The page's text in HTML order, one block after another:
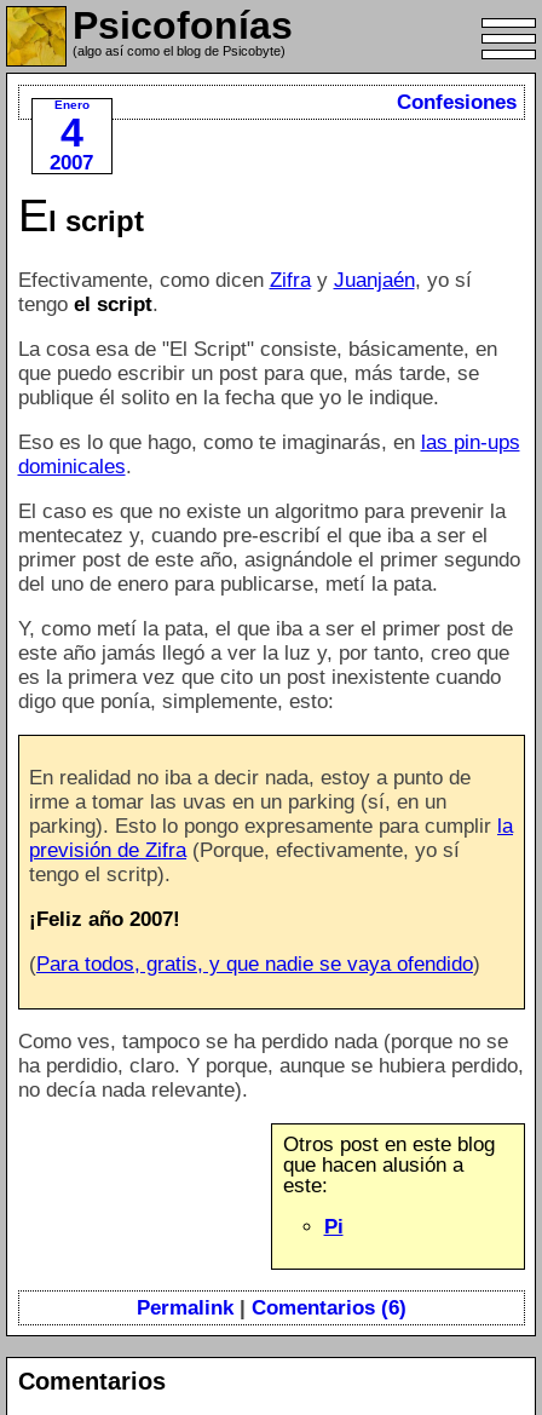
Psicofonías
(algo así como el blog de Psicobyte)
Enero
4
2007
Confesiones
El script
Efectivamente, como dicen Zifray Juanjaén, yo sí
tengo el script.
La cosa esa de "El Script" consiste, básicamente, en
que puedo escribir un post para que, más tarde, se
publique él solito en la fecha que yo le indique.
Eso es lo que hago, como te imaginarás, en las pin-ups
dominicales.
El caso es que no existe un algoritmo para prevenir la
mentecatez y, cuando pre-escribí el que iba a ser el
primer post de este año, asignándole el primer segundo
del uno de enero para publicarse, metí la pata.
Y, como metí la pata, el que iba a ser el primer post de
este año jamás llegó a ver la luz y, por tanto, creo que
es la primera vez que cito un post inexistente cuando
digo que ponía, simplemente, esto:
En realidad no iba a decir nada, estoy a punto de
irme a tomar las uvas en un parking (sí, en un
parking). Esto lo pongo expresamente para cumplir la
previsión de Zifra(Porque, efectivamente, yo sí
tengo el scritp).
¡Feliz año 2007!
(Para todos, gratis, y que nadie se vaya ofendido)
Como ves, tampoco se ha perdido nada (porque no se
ha perdidio, claro. Y porque, aunque se hubiera perdido,
no decía nada relevante).
Otros post en este blog
que hacen alusión a
este:
Pi
Permalink| Comentarios (6)
Comentarios